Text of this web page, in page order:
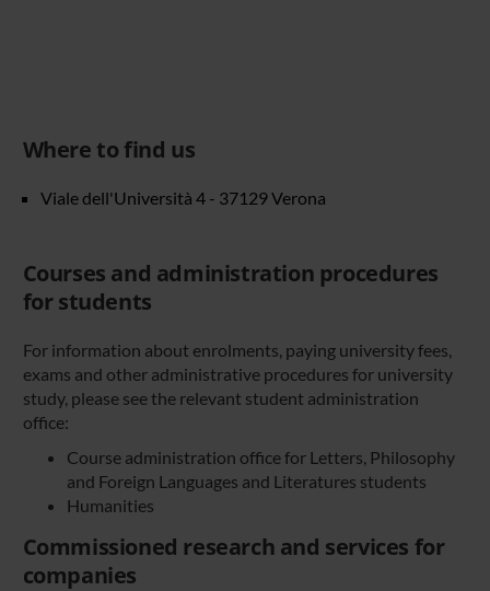
Where to find us
Viale dell'Università 4 - 37129 Verona
Courses and administration procedures
for students
For information about enrolments, paying university fees,
exams and other administrative procedures for university
study, please see the relevant student administration
office:
Course administration office for Letters, Philosophy
and Foreign Languages and Literatures students
Humanities
Commissioned research and services for
companies